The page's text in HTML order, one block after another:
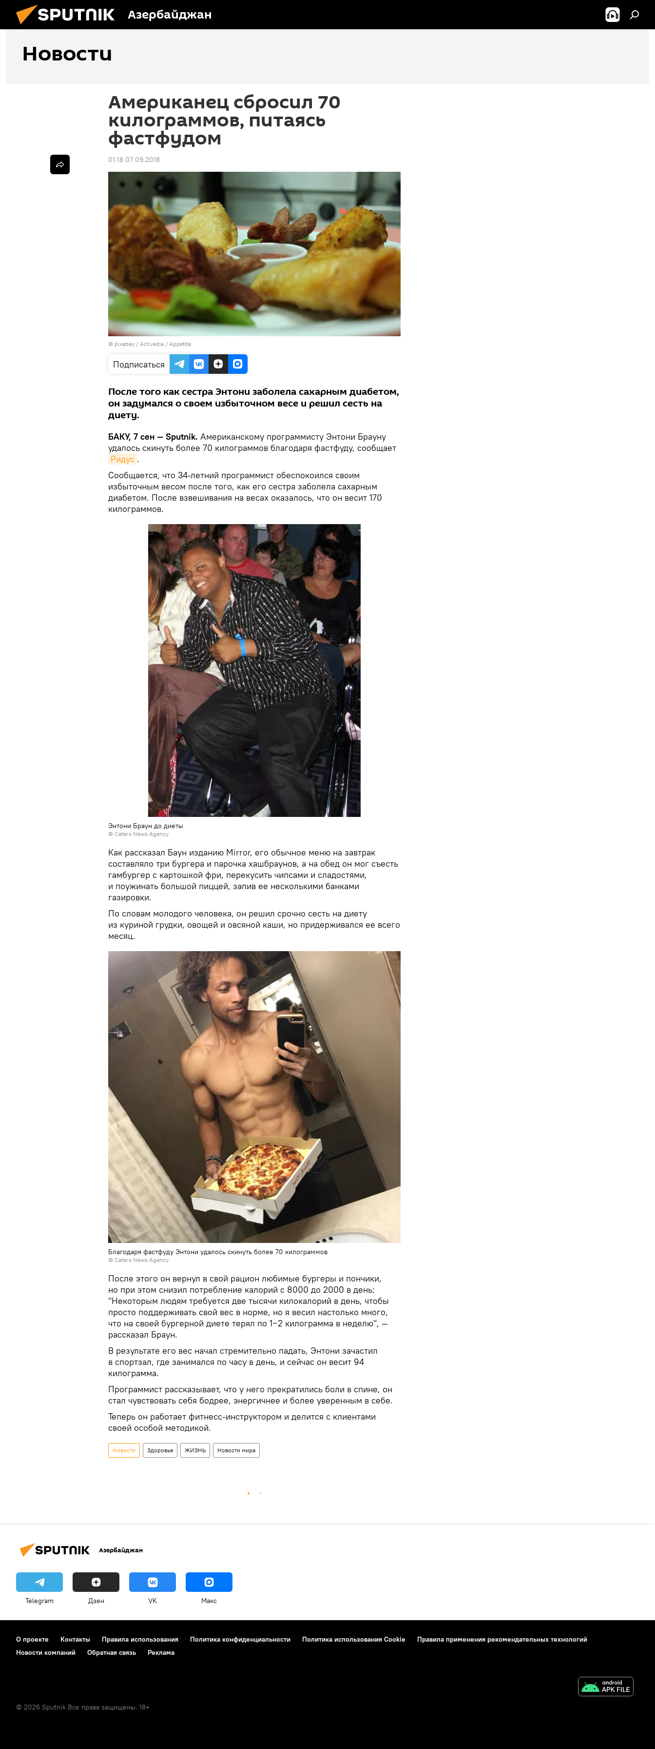
Азербайджан
Новости
Американец сбросил 70
килограммов, питаясь
фастфудом
01:18 07.09.2018
© pixabay / Activedia / Appetite
Подписаться
После того как сестра Энтони заболела сахарным диабетом,
он задумался о своем избыточном весе и решил сесть на
диету.
БАКУ, 7 сен — Sputnik. Американскому программисту Энтони Брауну
удалось скинуть более 70 килограммов благодаря фастфуду, сообщает
Ридус .
Сообщается, что 34-летний программист обеспокоился своим
избыточным весом после того, как его сестра заболела сахарным
диабетом. После взвешивания на весах оказалось, что он весит 170
килограммов.
Энтони Браун до диеты
© Caters News Agency
Как рассказал Баун изданию Mirror, его обычное меню на завтрак
составляло три бургера и парочка хашбраунов, а на обед он мог съесть
гамбургер с картошкой фри, перекусить чипсами и сладостями,
и поужинать большой пиццей, запив ее несколькими банками
газировки.
По словам молодого человека, он решил срочно сесть на диету
из куриной грудки, овощей и овсяной каши, но придерживался ее всего
месяц.
Благодаря фастфуду Энтони удалось скинуть более 70 килограммов
© Caters News Agency
После этого он вернул в свой рацион любимые бургеры и пончики,
но при этом снизил потребление калорий с 8000 до 2000 в день:
"Некоторым людям требуется две тысячи килокалорий в день, чтобы
просто поддерживать свой вес в норме, но я весил настолько много,
что на своей бургерной диете терял по 1−2 килограмма в неделю", —
рассказал Браун.
В результате его вес начал стремительно падать, Энтони зачастил
в спортзал, где занимался по часу в день, и сейчас он весит 94
килограмма.
Программист рассказывает, что у него прекратились боли в спине, он
стал чувствовать себя бодрее, энергичнее и более уверенным в себе.
Теперь он работает фитнесс-инструктором и делится с клиентами
своей особой методикой.
Новости Здоровье ЖИЗНЬ Новости мира
Азербайджан
Telegram Дзен VK Макс
О проекте Контакты Правила использования Политика конфиденциальности Политика использования Cookie
Правила применения рекомендательных технологий
Новости компаний
Обратная связь Реклама
© 2026 Sputnik Все права защищены. 18+